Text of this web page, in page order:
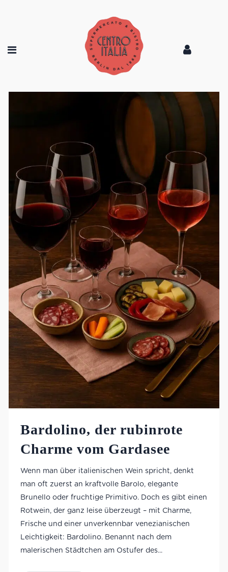
Bardolino, der rubinrote
Charme vom Gardasee
Wenn man über italienischen Wein spricht, denkt
man oft zuerst an kraftvolle Barolo, elegante
Brunello oder fruchtige Primitivo. Doch es gibt einen
Rotwein, der ganz leise überzeugt – mit Charme,
Frische und einer unverkennbar venezianischen
Leichtigkeit: Bardolino. Benannt nach dem
malerischen Städtchen am Ostufer des...